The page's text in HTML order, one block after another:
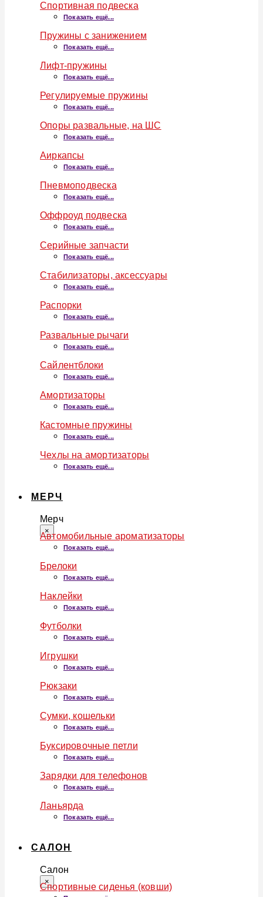
Спортивная подвеска
Показать ещё...
Пружины с занижением
Показать ещё...
Лифт-пружины
Показать ещё...
Регулируемые пружины
Показать ещё...
Опоры развальные, на ШС
Показать ещё...
Аиркапсы
Показать ещё...
Пневмоподвеска
Показать ещё...
Оффроуд подвеска
Показать ещё...
Серийные запчасти
Показать ещё...
Стабилизаторы, аксессуары
Показать ещё...
Распорки
Показать ещё...
Развальные рычаги
Показать ещё...
Сайлентблоки
Показать ещё...
Амортизаторы
Показать ещё...
Кастомные пружины
Показать ещё...
Чехлы на амортизаторы
Показать ещё...
МЕРЧ
Мерч
×
Автомобильные ароматизаторы
Показать ещё...
Брелоки
Показать ещё...
Наклейки
Показать ещё...
Футболки
Показать ещё...
Игрушки
Показать ещё...
Рюкзаки
Показать ещё...
Сумки, кошельки
Показать ещё...
Буксировочные петли
Показать ещё...
Зарядки для телефонов
Показать ещё...
Ланьярда
Показать ещё...
САЛОН
Салон
×
Спортивные сиденья (ковши)